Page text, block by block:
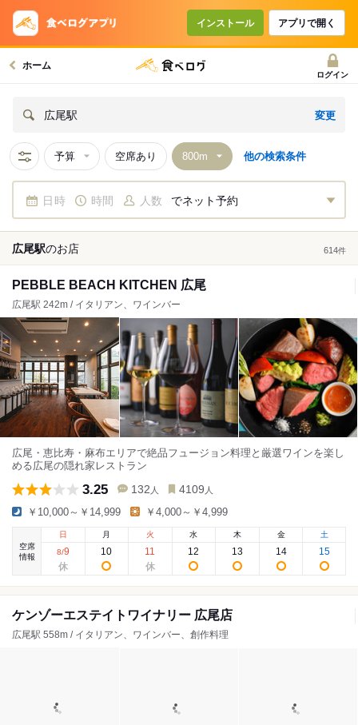
インストール アプリで開く
ホーム
ログイン
広尾駅 変更
予算 空席あり 他の検索条件
日時 時間 人数 でネット予約
広尾駅のお店 614件
PEBBLE BEACH KITCHEN 広尾
広尾駅 242m / イタリアン、ワインバー
広尾・恵比寿・麻布エリアで絶品フュージョン料理と厳選ワインを楽し
める広尾の隠れ家レストラン
3.25 132 人 4109 人
￥10,000～￥14,999 ￥4,000～￥4,999
空席
情報
日
8/9
月
10
火
11
水
12
木
13
金
14
土
15
ケンゾーエステイトワイナリー 広尾店
広尾駅 558m / イタリアン、ワインバー、創作料理